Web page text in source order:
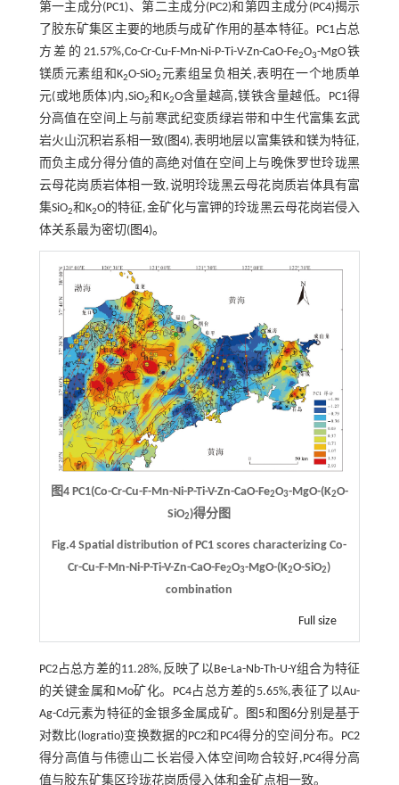
第一主成分(PC1)、第二主成分(PC2)和第四主成分(PC4)揭示
了胶东矿集区主要的地质与成矿作用的基本特征。PC1占总
方差的21.57%,Co-Cr-Cu-F-Mn-Ni-P-Ti-V-Zn-CaO-Fe2O3-MgO铁
镁质元素组和K2O-SiO2元素组呈负相关,表明在一个地质单
元(或地质体)内,SiO2和K2O含量越高,镁铁含量越低。PC1得
分高值在空间上与前寒武纪变质绿岩带和中生代富集玄武
岩火山沉积岩系相一致(图4),表明地层以富集铁和镁为特征,
而负主成分得分值的高绝对值在空间上与晚侏罗世玲珑黑
云母花岗质岩体相一致,说明玲珑黑云母花岗质岩体具有富
集SiO2和K2O的特征,金矿化与富钾的玲珑黑云母花岗岩侵入
体关系最为密切(图4)。
图4 PC1(Co-Cr-Cu-F-Mn-Ni-P-Ti-V-Zn-CaO-Fe2O3-MgO-(K2O-
SiO2)得分图
Fig.4 Spatial distribution of PC1 scores characterizing Co-
Cr-Cu-F-Mn-Ni-P-Ti-V-Zn-CaO-Fe2O3-MgO-(K2O-SiO2)
combination
Full size
PC2占总方差的11.28%,反映了以Be-La-Nb-Th-U-Y组合为特征
的关键金属和Mo矿化。PC4占总方差的5.65%,表征了以Au-
Ag-Cd元素为特征的金银多金属成矿。
图5和 图6分别是基于
对数比(logratio)变换数据的PC2和PC4得分的空间分布。PC2
得分高值与伟德山二长岩侵入体空间吻合较好,PC4得分高
值与胶东矿集区玲珑花岗质侵入体和金矿点相一致。